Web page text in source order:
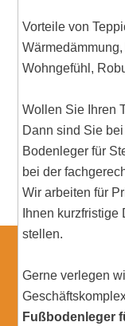
Vorteile von
Wohngefühl,
Wollen Sie Ihren
Dann sind Sie
Bodenleger für
bei der
Wir arbeiten für
Ihnen
stellen.
Gerne verlegen
Fußbodenleger